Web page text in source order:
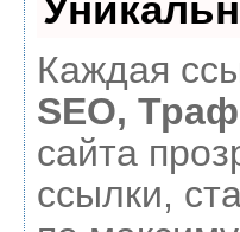
Каждая
SEO,
сайта
ссылки,